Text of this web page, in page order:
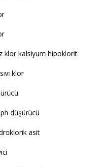
klor kalsiyum hipoklorit
klor
düşürücü
asit